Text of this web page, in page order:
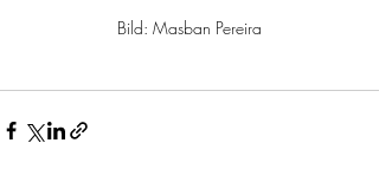
Bild: Masban Pereira